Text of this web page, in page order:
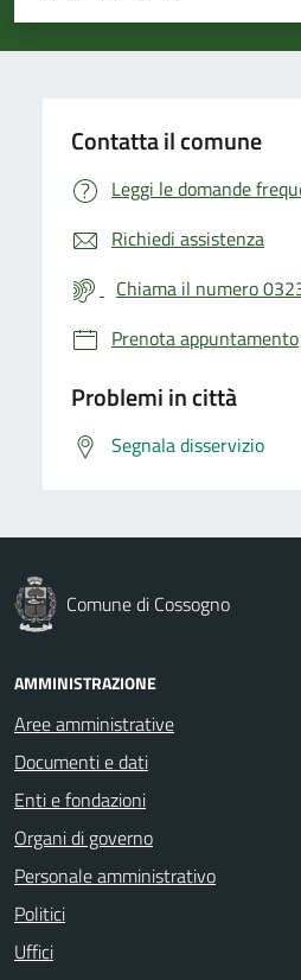
Valuta 5 stelle su
Valuta 4 stelle su 5
Valuta 3 stelle su 5
Valuta 2 stelle su 5
Valuta 1 stelle su 5
Contatta il comune
Leggi le domande
Richiedi assistenza
Chiama il numero
Prenota appuntamento
Problemi in città
Segnala disservizio
Comune di Cossogno
AMMINISTRAZIONE
Aree amministrative
Documenti e dati
Enti e fondazioni
Organi di governo
Personale amministrativo
Politici
Uffici